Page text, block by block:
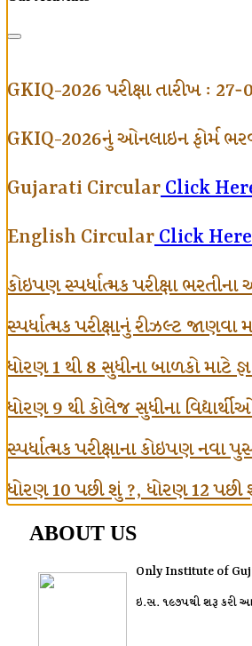
GKIQ-2026 પરીક્ષા તારીખ :
GKIQ-2026નું ઓનલાઇન ફોર્મ
Gujarati Circular Click
English Circular Click Here
કોઇપણ સ્પર્ધાત્મક પરીક્ષા
સ્પર્ધાત્મક પરીક્ષાનું રીઝલ્ટ જાણવા
ધોરણ 1 થી 8 સુધીના બાળકો માટે
ધોરણ 9 થી કોલેજ સુધીના
સ્પર્ધાત્મક પરીક્ષાના કોઇપણ નવા
ધોરણ 10 પછી શું ?, ધોરણ 12 પછી
ABOUT US
Only Institute of
ઇ.સ. ૧૯૭૫થી શરૂ કરી